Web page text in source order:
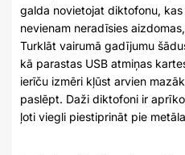
galda novietojat diktofonu,
nevienam neradīsies
Turklāt vairumā gadījumu
kā parastas USB atmiņas
ierīču izmēri kļūst arvien
paslēpt. Daži diktofoni ir
ļoti viegli piestiprināt pie